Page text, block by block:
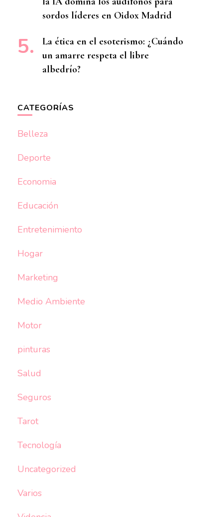
sordos líderes en Oidox Madrid
La ética en el esoterismo: ¿Cuándo
un amarre respeta el libre
albedrío?
CATEGORÍAS
Belleza
Deporte
Economia
Educación
Entretenimiento
Hogar
Marketing
Medio Ambiente
Motor
pinturas
Salud
Seguros
Tarot
Tecnología
Uncategorized
Varios